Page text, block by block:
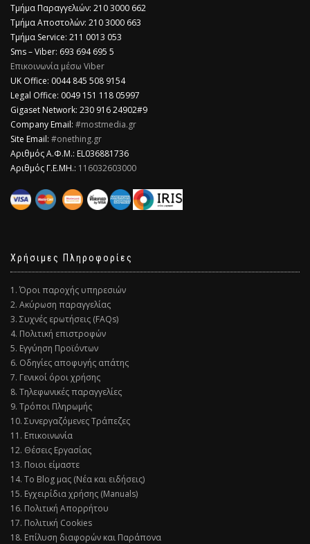
Τμήμα Παραγγελιών: 210 3000 662
Τμήμα Αποστολών: 210 3000 663
Τμήμα Service: 211 0013 053
Sms – Viber: 693 694 695 5
Επικοινωνία μέσω Viber
​UK Office: 0044 845 508 9154
Legal Office: 0049 151 118 05997
Gigaset Network: 230 916 24902#9
Company Email: #mostmedia.gr
Site Email: #onething.gr
Αριθμός Α.Φ.Μ.: EL036881736
Αριθμός Γ.Ε.ΜΗ.: 116032603000
Χρήσιμες Πληροφορίες
1. Όροι παροχής υπηρεσιών
2. Ακύρωση παραγγελίας
3. Συχνές ερωτήσεις (FAQs)
4. Πολιτική επιστροφών
5. Εγγύηση Προϊόντων
6. Οδηγίες αποφυγής απάτης
7. Γενικοί όροι χρήσης
8. Τηλεφωνικές παραγγελίες
9. Τρόποι Πληρωμής
10. Συνεργαζόμενες Τράπεζες
11. Επικοινωνία
12. Θέσεις Εργασίας
13. Ποιοι είμαστε
14. Το Blog μας (Νέα και ειδήσεις)
15. Εγχειρίδια χρήσης (Manuals)
16. Πολιτική Απορρήτου
17. Πολιτική Cookies
18. Επίλυση διαφορών και Παράπονα